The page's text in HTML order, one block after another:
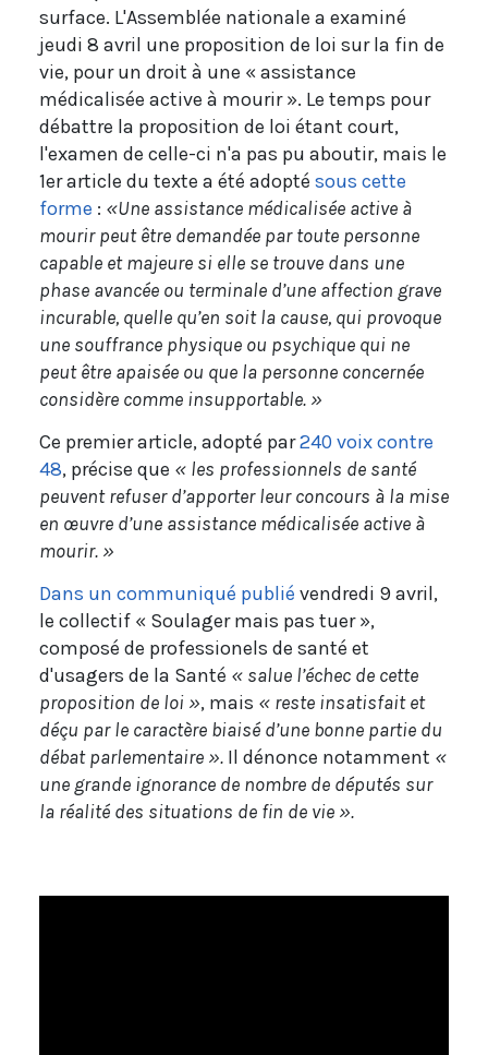
surface. L'Assemblée nationale a examiné
jeudi 8 avril une proposition de loi sur la fin de
vie, pour un droit à une « assistance
médicalisée active à mourir ». Le temps pour
débattre la proposition de loi étant court,
l'examen de celle-ci n'a pas pu aboutir, mais le
1er article du texte a été adopté sous cette
forme : «Une assistance médicalisée active à
mourir peut être demandée par toute personne
capable et majeure si elle se trouve dans une
phase avancée ou terminale d’une affection grave
incurable, quelle qu’en soit la cause, qui provoque
une souffrance physique ou psychique qui ne
peut être apaisée ou que la personne concernée
considère comme insupportable. »
Ce premier article, adopté par240 voix contre
48, précise que « les professionnels de santé
peuvent refuser d’apporter leur concours à la mise
en œuvre d’une assistance médicalisée active à
mourir. »
Dans un communiqué publié vendredi 9 avril,
le collectif « Soulager mais pas tuer »,
composé de professionels de santé et
d'usagers de la Santé « salue l’échec de cette
proposition de loi », mais « reste insatisfait et
déçu par le caractère biaisé d’une bonne partie du
débat parlementaire ». Il dénonce notamment «
une grande ignorance de nombre de députés sur
la réalité des situations de fin de vie ».